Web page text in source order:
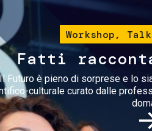
Workshop,
Fatti
Il Futuro è pieno di sorprese e lo
culturale curato dalle